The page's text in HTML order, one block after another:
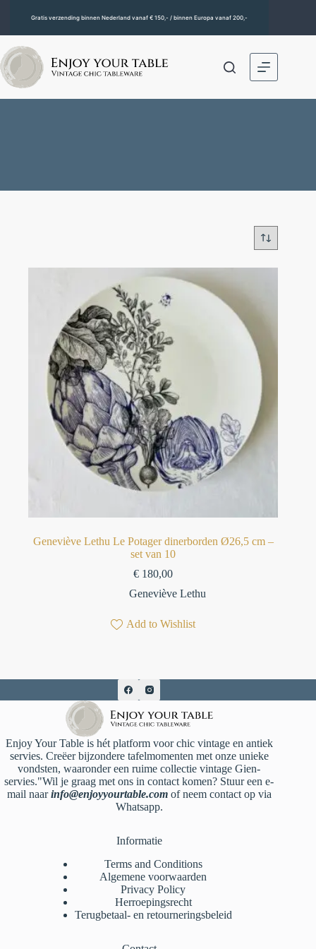
Gratis verzending binnen Nederland vanaf € 150,- / binnen Europa vanaf 200,-
Geneviève Lethu Le Potager dinerborden Ø26,5 cm –
set van 10
€ 180,00
Geneviève Lethu
Add to Wishlist
Enjoy Your Table is hét platform voor chic vintage en antiek
servies. Creëer bijzondere tafelmomenten met onze unieke
vondsten, waaronder een ruime collectie vintage Gien-
servies."Wil je graag met ons in contact komen? Stuur een e-
mail naarinfo@enjoyyourtable.comof neem contact op via
Whatsapp.
Informatie
Terms and Conditions
Algemene voorwaarden
Privacy Policy
Herroepingsrecht
Terugbetaal- en retourneringsbeleid